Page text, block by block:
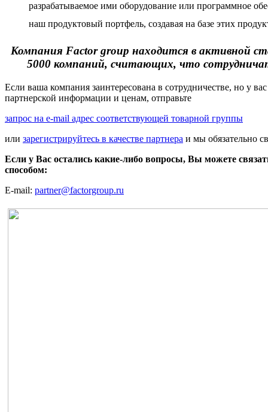
разрабатываемое ими оборудование или программное
наш продуктовый портфель, создавая на базе этих
Компания Factor group находится в активной
5000 компаний, считающих, что
Если ваша компания заинтересована в сотрудничестве, но у
партнерской информации и ценам, отправьте
запрос на e-mail адрес соответствующей товарной группы
или зарегистрируйтесь в качестве партнера и мы обязательно
Если у Вас остались какие-либо вопросы, Вы можете
способом:
E-mail: partner@factorgroup.ru